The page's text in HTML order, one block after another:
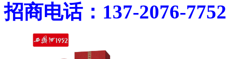
招商电话：137-2076-7752